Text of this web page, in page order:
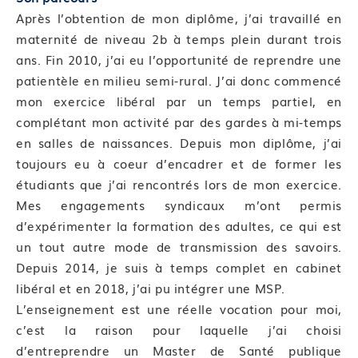
prise en charge
Module 21 : L’importance de l’équilibre hormonal
Module 22 : La dysovulation : diagnostic et prise en
charge
Module 23 : L’amélioration de la glaire
Module 24 : La prise en charge de l’infertilité dans
le contexte de l’endométriose
Module 25 : Le SOPK : prise en charge médicale et
chirurgicale
Module 26 : La prise en charge de l’infertilité
masculine
Compétence 09 : Connaitre les techniques de
procréation médicalement assistée
Module 27 : L’orientation en parcours de PMA
Module 28 : Evaluation de fin de bloc de
compétences
Après l’obtention de mon diplôme, j’ai travaillé en
maternité de niveau 2b à temps plein durant trois
ans. Fin 2010, j’ai eu l’opportunité de reprendre une
patientèle en milieu semi-rural. J’ai donc commencé
mon exercice libéral par un temps partiel, en
complétant mon activité par des gardes à mi-temps
en salles de naissances. Depuis mon diplôme, j’ai
toujours eu à coeur d’encadrer et de former les
étudiants que j’ai rencontrés lors de mon exercice.
Mes engagements syndicaux m’ont permis
d’expérimenter la formation des adultes, ce qui est
un tout autre mode de transmission des savoirs.
Depuis 2014, je suis à temps complet en cabinet
libéral et en 2018, j’ai pu intégrer une MSP.
L’enseignement est une réelle vocation pour moi,
c’est la raison pour laquelle j’ai choisi
d’entreprendre un Master de Santé publique